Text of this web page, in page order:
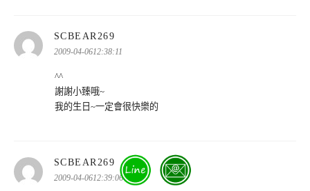
SCBEAR269
示:
2009-04-0612:38:11
^^
謝謝小臻哦~
我的生日~一定會很快樂的
SCBEAR269 表
示:
2009-04-0612:39:06